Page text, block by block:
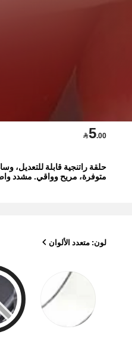
5.00
حلقة راتنجية قابلة للتعديل،
متوفرة، مريح وواقي. مشدد
لون: متعدد الألوان